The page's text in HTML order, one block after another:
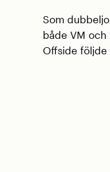
Som
både VM och
Offside följde